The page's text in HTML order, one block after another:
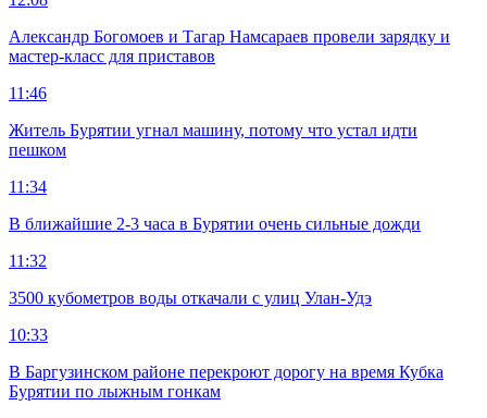
Александр Богомоев и Тагар Намсараев провели зарядку и
мастер-класс для приставов
11:46
Житель Бурятии угнал машину, потому что устал идти
пешком
11:34
В ближайшие 2-3 часа в Бурятии очень сильные дожди
11:32
3500 кубометров воды откачали с улиц Улан-Удэ
10:33
В Баргузинском районе перекроют дорогу на время Кубка
Бурятии по лыжным гонкам